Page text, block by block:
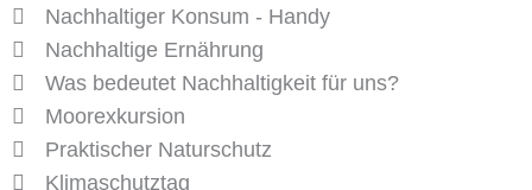
Nachhaltiger Konsum - Handy
Nachhaltige Ernährung
Was bedeutet Nachhaltigkeit für uns?
Moorexkursion
Praktischer Naturschutz
Klimaschutztag